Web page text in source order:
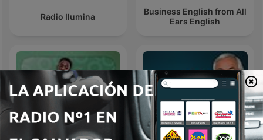
Radio Ilumina
Business English from All
Ears English